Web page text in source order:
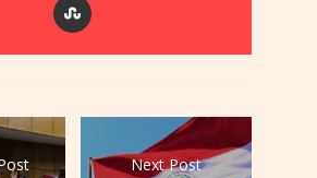
Next Post